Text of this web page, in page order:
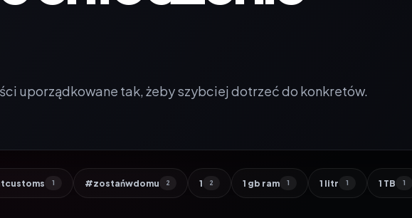
uporządkowane tak, żeby szybciej dotrzeć do konkretów.
1 #zostańwdomu 2 1 2 1 gb ram 1 1 litr 1 1 TB 1